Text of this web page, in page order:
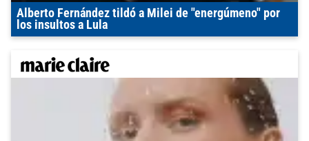
Alberto Fernández tildó a Milei de "energúmeno" por
los insultos a Lula